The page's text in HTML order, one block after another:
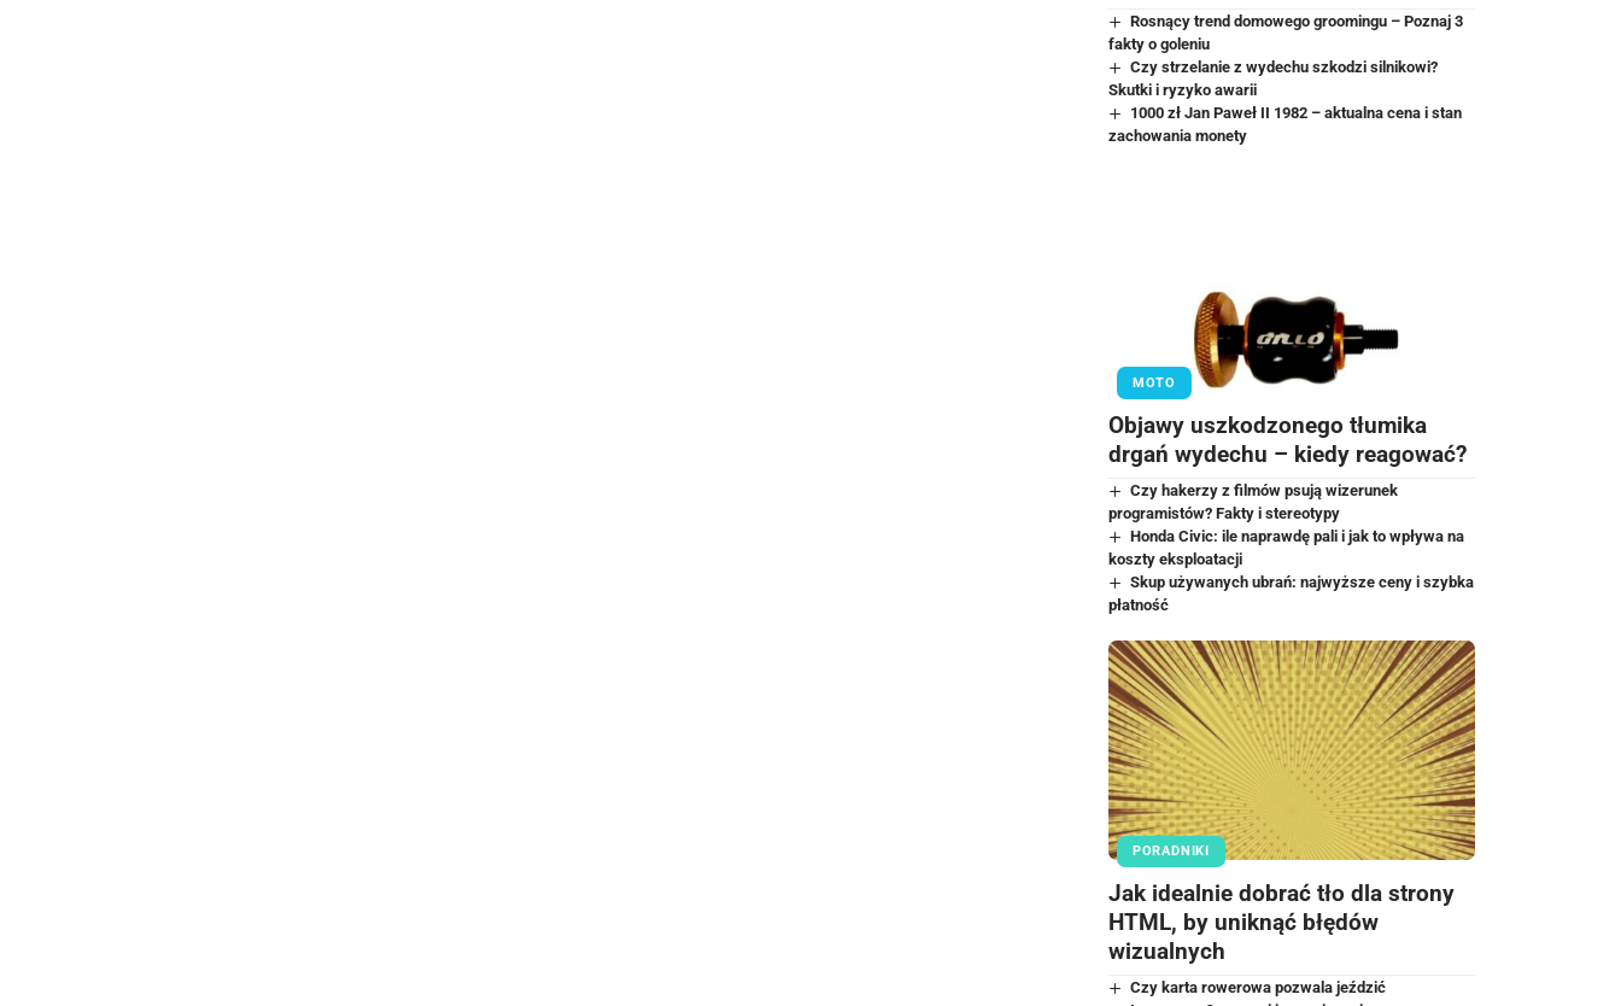
Rosnący trend domowego groomingu – Poznaj 3
fakty o goleniu
Czy strzelanie z wydechu szkodzi silnikowi?
Skutki i ryzyko awarii
1000 zł Jan Paweł II 1982 – aktualna cena i stan
zachowania monety
MOTO
Objawy uszkodzonego tłumika
drgań wydechu – kiedy reagować?
Czy hakerzy z filmów psują wizerunek
programistów? Fakty i stereotypy
Honda Civic: ile naprawdę pali i jak to wpływa na
koszty eksploatacji
Skup używanych ubrań: najwyższe ceny i szybka
płatność
PORADNIKI
Jak idealnie dobrać tło dla strony
HTML, by uniknąć błędów
wizualnych
Czy karta rowerowa pozwala jeździć